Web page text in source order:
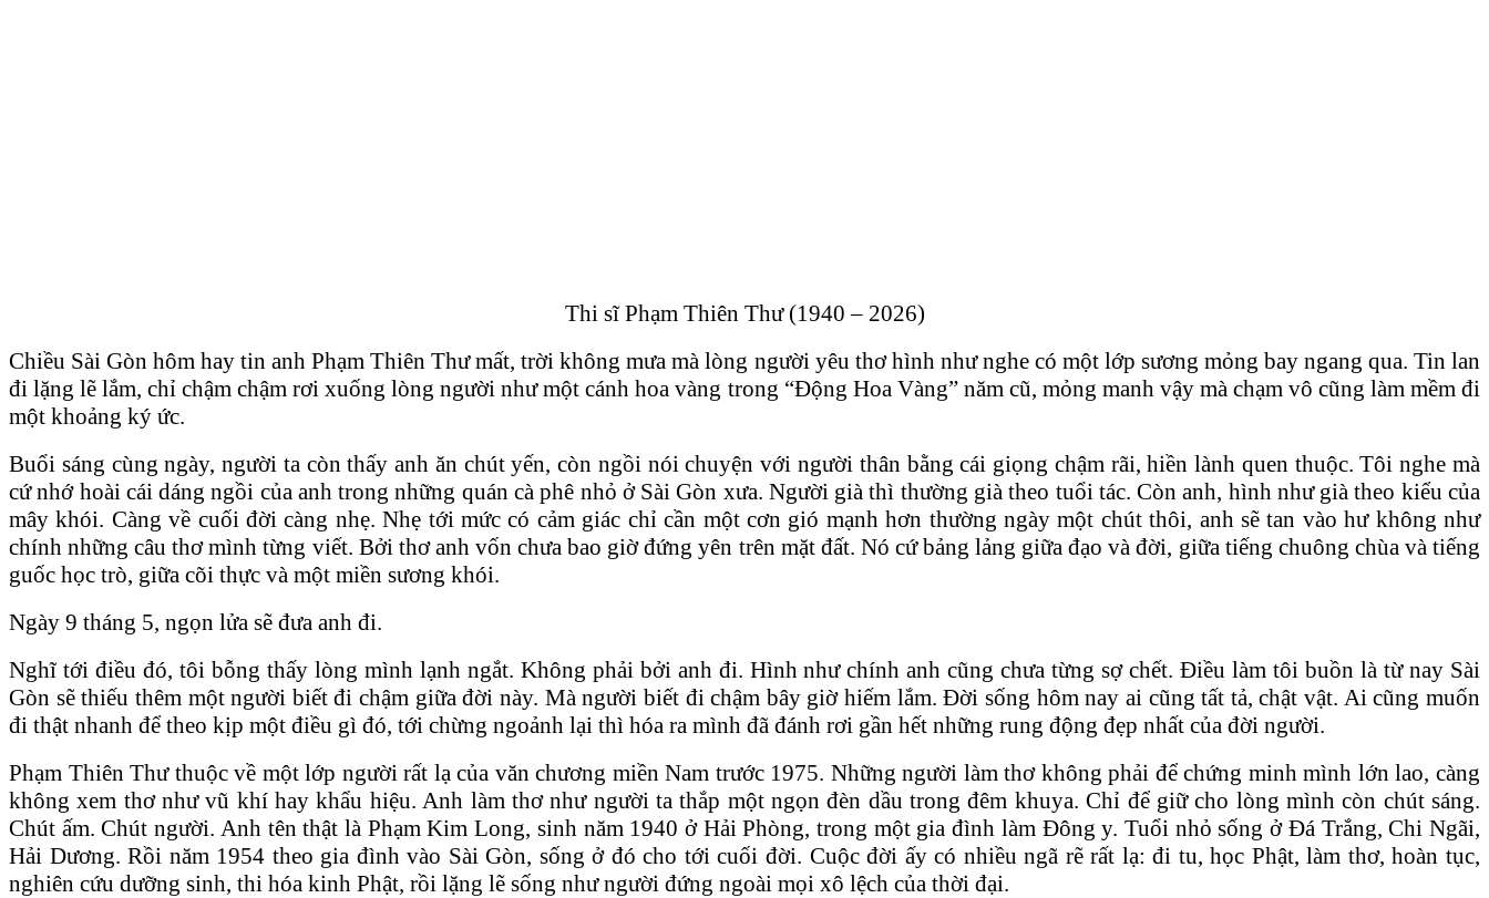
Thi sĩ Phạm Thiên Thư (1940 – 2026)
Chiều Sài Gòn hôm hay tin anh Phạm Thiên Thư mất, trời không mưa mà lòng người yêu thơ hình như nghe có một lớp sương mỏng bay ngang qua. Tin lan
đi lặng lẽ lắm, chỉ chậm chậm rơi xuống lòng người như một cánh hoa vàng trong “Động Hoa Vàng” năm cũ, mỏng manh vậy mà chạm vô cũng làm mềm đi
một khoảng ký ức.
Buổi sáng cùng ngày, người ta còn thấy anh ăn chút yến, còn ngồi nói chuyện với người thân bằng cái giọng chậm rãi, hiền lành quen thuộc. Tôi nghe mà
cứ nhớ hoài cái dáng ngồi của anh trong những quán cà phê nhỏ ở Sài Gòn xưa. Người già thì thường già theo tuổi tác. Còn anh, hình như già theo kiểu của
mây khói. Càng về cuối đời càng nhẹ. Nhẹ tới mức có cảm giác chỉ cần một cơn gió mạnh hơn thường ngày một chút thôi, anh sẽ tan vào hư không như
chính những câu thơ mình từng viết. Bởi thơ anh vốn chưa bao giờ đứng yên trên mặt đất. Nó cứ bảng lảng giữa đạo và đời, giữa tiếng chuông chùa và tiếng
guốc học trò, giữa cõi thực và một miền sương khói.
Ngày 9 tháng 5, ngọn lửa sẽ đưa anh đi.
Nghĩ tới điều đó, tôi bỗng thấy lòng mình lạnh ngắt. Không phải bởi anh đi. Hình như chính anh cũng chưa từng sợ chết. Điều làm tôi buồn là từ nay Sài
Gòn sẽ thiếu thêm một người biết đi chậm giữa đời này. Mà người biết đi chậm bây giờ hiếm lắm. Đời sống hôm nay ai cũng tất tả, chật vật. Ai cũng muốn
đi thật nhanh để theo kịp một điều gì đó, tới chừng ngoảnh lại thì hóa ra mình đã đánh rơi gần hết những rung động đẹp nhất của đời người.
Phạm Thiên Thư thuộc về một lớp người rất lạ của văn chương miền Nam trước 1975. Những người làm thơ không phải để chứng minh mình lớn lao, càng
không xem thơ như vũ khí hay khẩu hiệu. Anh làm thơ như người ta thắp một ngọn đèn dầu trong đêm khuya. Chỉ để giữ cho lòng mình còn chút sáng.
Chút ấm. Chút người. Anh tên thật là Phạm Kim Long, sinh năm 1940 ở Hải Phòng, trong một gia đình làm Đông y. Tuổi nhỏ sống ở Đá Trắng, Chi Ngãi,
Hải Dương. Rồi năm 1954 theo gia đình vào Sài Gòn, sống ở đó cho tới cuối đời. Cuộc đời ấy có nhiều ngã rẽ rất lạ: đi tu, học Phật, làm thơ, hoàn tục,
nghiên cứu dưỡng sinh, thi hóa kinh Phật, rồi lặng lẽ sống như người đứng ngoài mọi xô lệch của thời đại.